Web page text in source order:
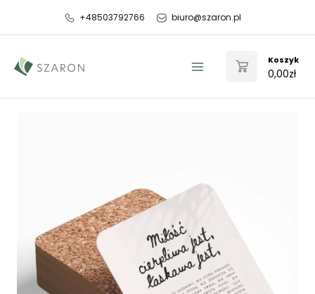
+48503792766 biuro@szaron.pl
Menu
Koszyk
0,00zł